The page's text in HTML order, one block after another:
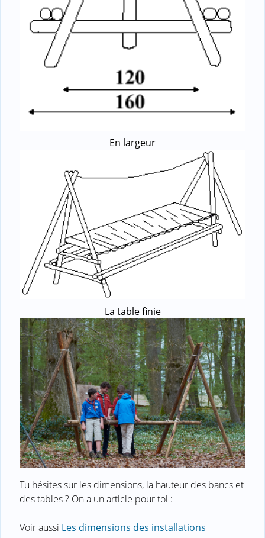
En largeur
La table finie
Tu hésites sur les dimensions, la hauteur des bancs et
des tables ? On a un article pour toi :
Voir aussi Les dimensions des installations